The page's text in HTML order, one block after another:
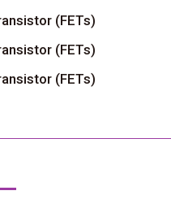
(FETs)
(FETs)
(FETs)